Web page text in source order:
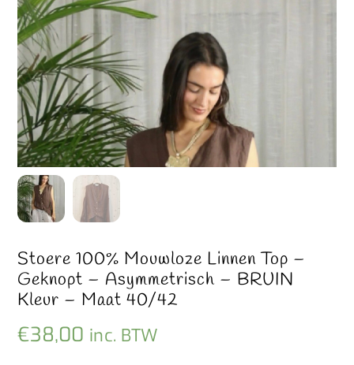
Stoere 100% Mouwloze Linnen Top –
Geknopt – Asymmetrisch – BRUIN
Kleur – Maat 40/42
€38,00 inc. BTW